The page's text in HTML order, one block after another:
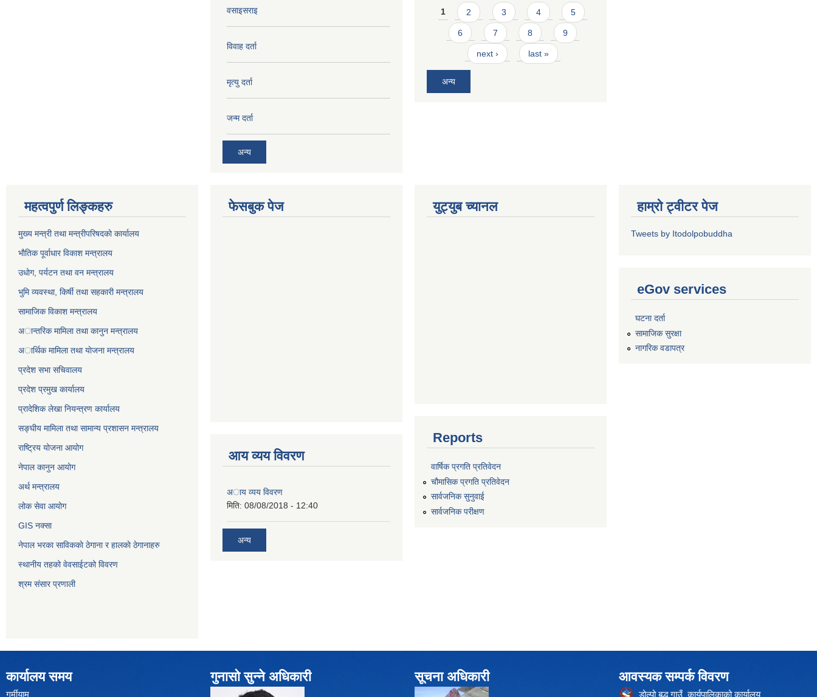
वसाइसराइ
विवाह दर्ता
मृत्यु दर्ता
जन्म दर्ता
अन्य
Pages
1 2 3 4 5
6 7 8 9
next › last »
अन्य
महत्वपुर्ण लिङ्कहरु
मुख्य मन्त्री तथा मन्त्रीपरिषदकाे कार्यालय
भाैतिक पूर्वाधार विकाश मन्त्रालय
उधाेग, पर्यटन तथा वन मन्त्रालय
भुमि व्यवस्था, किर्षी तथा सहकारी मन्त्रालय
सामाजिक विकाश मन्त्रालय
अान्तरिक मामिला तथा कानुन मन्त्रालय
अार्थिक मामिला तथा याेजना मन्त्रालय
प्रदेश सभा सचिवालय
प्रदेश प्रमुख कार्यालय
प्रादेशिक लेखा नियन्त्रण कार्यालय
सङ्‍घीय मामिला तथा सामान्य प्रशासन मन्त्रालय
राष्ट्रिय योजना आयोग
नेपाल कानुन आयोग
अर्थ मन्त्रालय
लोक सेवा आयोग
GIS नक्सा
नेपाल भरका साविककाे ठेगाना र हालकाे ठेगानाहरु
स्थानीय तहको वेवसाईटको विवरण
श्रम संसार प्रणाली
फेसबुक पेज
आय व्यय विवरण
अाय व्यय विवरण
मिति: 08/08/2018 - 12:40
अन्य
युट्युब च्यानल
Reports
वार्षिक प्रगति प्रतिवेदन
चौमासिक प्रगति प्रतिवेदन
सार्वजनिक सुनुवाई
सार्वजनिक परीक्षण
हाम्रो ट्वीटर पेज
Tweets by Itodolpobuddha
eGov services
घटना दर्ता
सामाजिक सुरक्षा
नागरिक वडापत्र
कार्यालय समय
गर्मीयाम
गुनासो सुन्ने अधिकारी सूचना अधिकारी आवस्यक सम्पर्क विवरण
डोल्पो बुद्ध गाउँ कार्यपालिकाको कार्यालय